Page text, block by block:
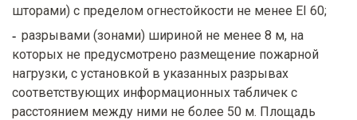
шторами) с пределом огнестойкости не менее EI 60;
разрывами (зонами) шириной не менее 8 м, на
которых не предусмотрено размещение пожарной
нагрузки, с установкой в указанных разрывах
соответствующих информационных табличек с
расстоянием между ними не более 50 м. Площадь